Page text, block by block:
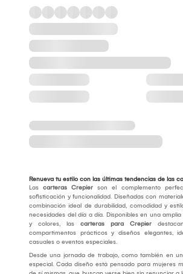
Renueva tu estilo con las últimas tendencias de las
Las carteras Crepier son el complemento
sofisticación y funcionalidad. Diseñadas con
combinación ideal de durabilidad, comodidad y
necesidades del día a día. Disponibles en una
y colores, las carteras para Crepier
compartimentos prácticos y diseños elegantes,
casuales o eventos especiales.
Desde una jornada de trabajo, como también en
especial. Cada diseño está pensado para mujeres